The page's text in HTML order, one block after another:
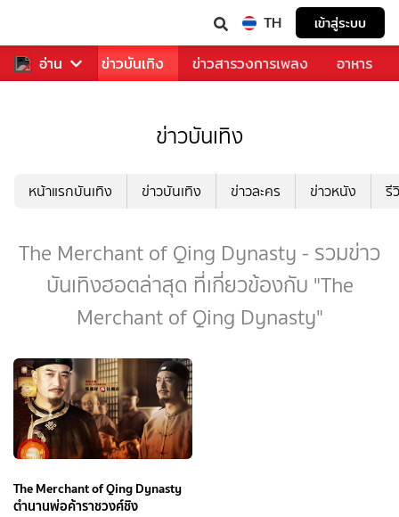
TH เข้าสู่ระบบ
อ่าน
ฬา ข่าว ข่าวบันเทิง ข่าวสารวงการเพลง อาหาร
ข่าวบันเทิง
หน้าแรกบันเทิง ข่าวบันเทิง ข่าวละคร ข่าวหนัง รี
The Merchant of Qing Dynasty - รวมข่าว
บันเทิงฮอตล่าสุด ที่เกี่ยวข้องกับ "The
Merchant of Qing Dynasty"
The Merchant of Qing Dynasty
ตำนานพ่อค้าราชวงศ์ชิง